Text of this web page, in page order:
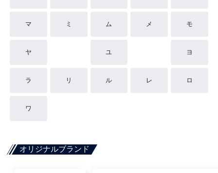
マ ミ ム メ モ
ヤ ユ ヨ
ラ リ ル レ ロ
ワ
オリジナルブランド